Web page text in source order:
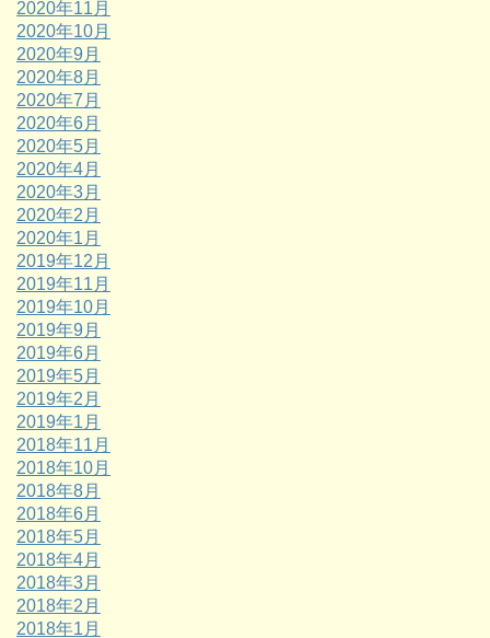
2020年11月
2020年10月
2020年9月
2020年8月
2020年7月
2020年6月
2020年5月
2020年4月
2020年3月
2020年2月
2020年1月
2019年12月
2019年11月
2019年10月
2019年9月
2019年6月
2019年5月
2019年2月
2019年1月
2018年11月
2018年10月
2018年8月
2018年6月
2018年5月
2018年4月
2018年3月
2018年2月
2018年1月